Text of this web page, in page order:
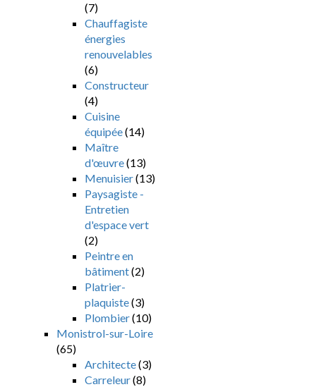
(7)
Chauffagiste
énergies
renouvelables
(6)
Constructeur
(4)
Cuisine
équipée(14)
Maître
d'œuvre(13)
Menuisier(13)
Paysagiste -
Entretien
d'espace vert
(2)
Peintre en
bâtiment(2)
Platrier-
plaquiste(3)
Plombier(10)
Monistrol-sur-Loire
(65)
Architecte(3)
Carreleur(8)